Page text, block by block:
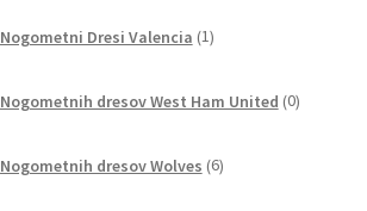
Nogometni Dresi Valencia 1izdelek
Nogometnih dresov West Ham United 0izdelkov
Nogometnih dresov Wolves 6izdelkov